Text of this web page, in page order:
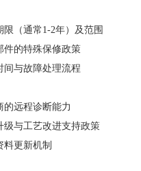
限（通常1-2年）及范围
件的特殊保修政策
间与故障处理流程
的远程诊断能力
级与工艺改进支持政策
料更新机制